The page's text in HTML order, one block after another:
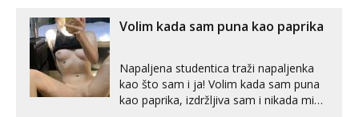
vjeruj mi, takve još nisi vidio. Uvijek sam
spremna za ONLOINE zabavu...
Volim kada sam puna kao paprika
Napaljena studentica traži napaljenka
kao što sam i ja! Volim kada sam puna
kao paprika, izdržljiva sam i nikada mi